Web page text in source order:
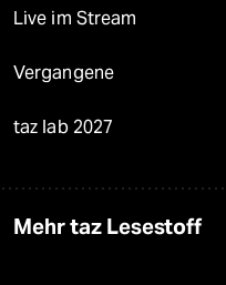
Live im Stream
Vergangene
taz lab 2027
Mehr taz Lesestoff